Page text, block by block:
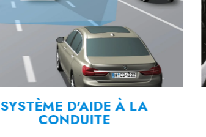
SYSTÈME D'AIDE À LA
CONDUITE